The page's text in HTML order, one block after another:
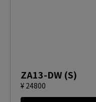
ZA13-DW (S)
¥ 24800